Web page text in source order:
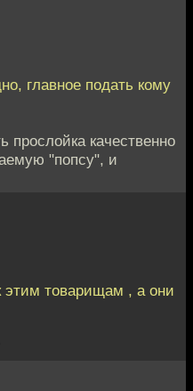
главное подать кому
прослойка качественно
"попсу", и
товарищам , а они